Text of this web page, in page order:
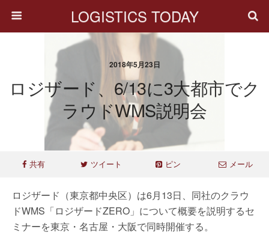
LOGISTICS TODAY
2018年5月23日
ロジザード、6/13に3大都市でク
ラウドWMS説明会
共有 ツイート ピン メール
ロジザード（東京都中央区）は6月13日、同社のクラウ
ドWMS「ロジザードZERO」について概要を説明するセ
ミナーを東京・名古屋・大阪で同時開催する。